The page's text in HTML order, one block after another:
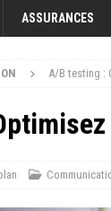
ASSURANCES
A/B testing :